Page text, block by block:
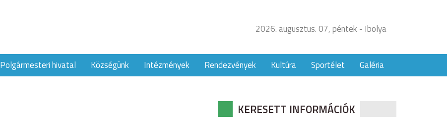
2026. augusztus. 07, péntek - Ibolya
Polgármesteri hivatal Községünk Intézmények Rendezvények Kultúra Sportélet Galéria
KERESETT INFORMÁCIÓK